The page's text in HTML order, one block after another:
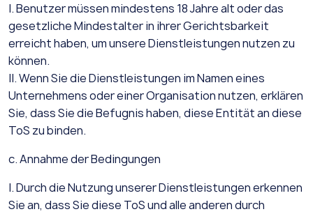
I. Benutzer müssen mindestens 18 Jahre alt oder das
gesetzliche Mindestalter in ihrer Gerichtsbarkeit
erreicht haben, um unsere Dienstleistungen nutzen zu
können.
II. Wenn Sie die Dienstleistungen im Namen eines
Unternehmens oder einer Organisation nutzen, erklären
Sie, dass Sie die Befugnis haben, diese Entität an diese
ToS zu binden.
c. Annahme der Bedingungen
I. Durch die Nutzung unserer Dienstleistungen erkennen
Sie an, dass Sie diese ToS und alle anderen durch